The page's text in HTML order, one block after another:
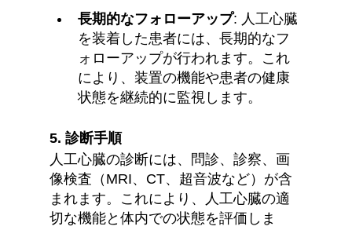
長期的なフォローアップ: 人工心臓
を装着した患者には、長期的なフ
ォローアップが行われます。これ
により、装置の機能や患者の健康
状態を継続的に監視します。
5. 診断手順
人工心臓の診断には、問診、診察、画
像検査（MRI、CT、超音波など）が含
まれます。これにより、人工心臓の適
切な機能と体内での状態を評価しま